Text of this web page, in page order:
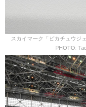
スカイマーク「ピカチュウジ
PHOTO: